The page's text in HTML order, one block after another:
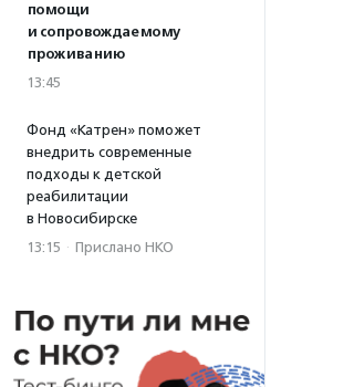
помощи
и сопровождаемому
проживанию
13:45
Фонд «Катрен» поможет
внедрить современные
подходы к детской
реабилитации
в Новосибирске
13:15 · Прислано НКО